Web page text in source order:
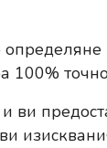
100%